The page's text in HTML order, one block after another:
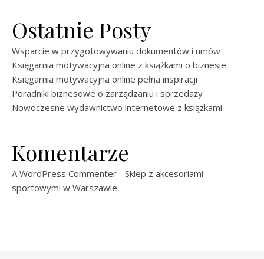
Ostatnie Posty
Wsparcie w przygotowywaniu dokumentów i umów
Księgarnia motywacyjna online z książkami o biznesie
Księgarnia motywacyjna online pełna inspiracji
Poradniki biznesowe o zarządzaniu i sprzedaży
Nowoczesne wydawnictwo internetowe z książkami
Komentarze
A WordPress Commenter - Sklep z akcesoriami
sportowymi w Warszawie